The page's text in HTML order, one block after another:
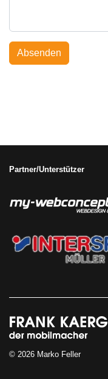
Absenden
Partner/Unterstützer
© 2026 Marko Feller